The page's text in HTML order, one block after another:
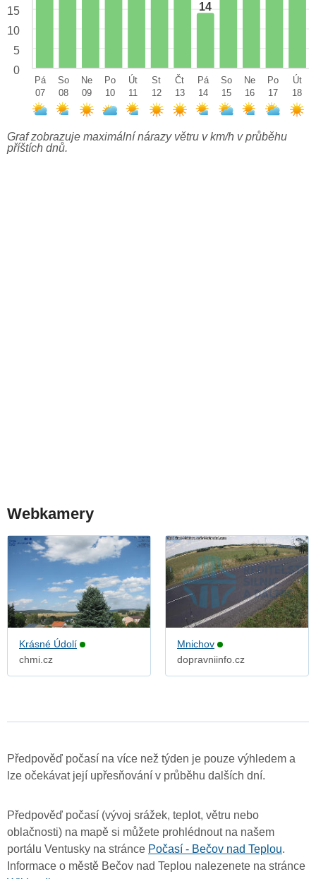
14
15
10
5
0
Pá
07
So
08
Ne
09
Po
10
Út
11
St
12
Čt
13
Pá
14
So
15
Ne
16
Po
17
Út
18
Graf zobrazuje maximální nárazy větru v km/h v průběhu
příštích dnů.
Webkamery
Krásné Údolí
chmi.cz
Mnichov
dopravniinfo.cz
Předpověď počasí na více než týden je pouze výhledem a
lze očekávat její upřesňování v průběhu dalších dní.
Předpověď počasí (vývoj srážek, teplot, větru nebo
oblačnosti) na mapě si můžete prohlédnout na našem
portálu Ventusky na stránce Počasí - Bečov nad Teplou.
Informace o městě Bečov nad Teplou nalezenete na stránce